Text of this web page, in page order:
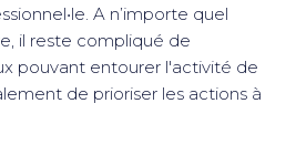
A n’importe quel
il reste compliqué de
pouvant entourer l'activité de
de prioriser les actions à